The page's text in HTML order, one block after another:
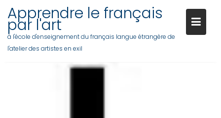
content
Apprendre le français
par l'art
à l'école d'enseignement du français langue étrangère de
l'atelier des artistes en exil